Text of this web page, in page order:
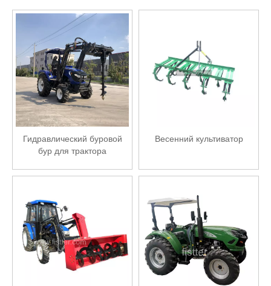
Гидравлический буровой
бур для трактора
Весенний культиватор